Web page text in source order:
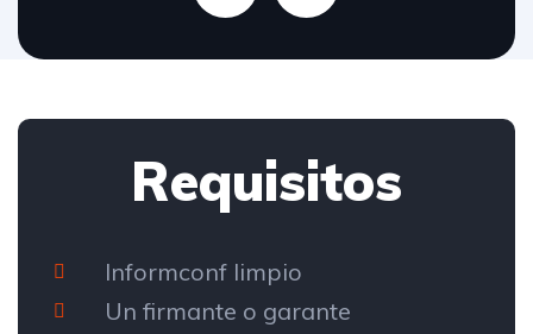
Requisitos
Informconf limpio
Un firmante o garante